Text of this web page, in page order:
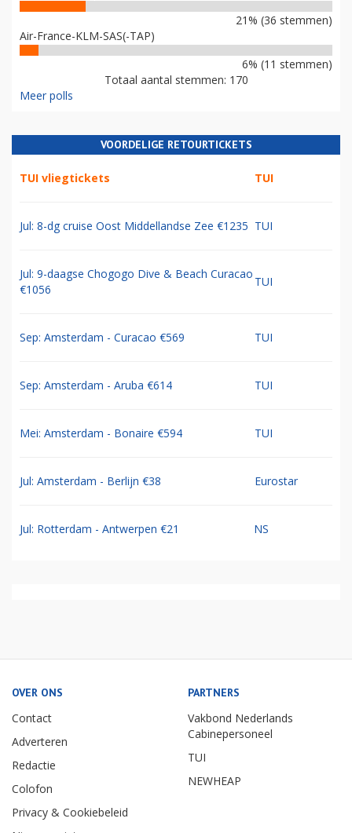
21% (36 stemmen)
Air-France-KLM-SAS(-TAP)
6% (11 stemmen)
Totaal aantal stemmen: 170
Meer polls
VOORDELIGE RETOURTICKETS
TUI vliegtickets TUI
Jul: 8-dg cruise Oost Middellandse Zee €1235 TUI
Jul: 9-daagse Chogogo Dive & Beach Curacao
€1056
TUI
Sep: Amsterdam - Curacao €569 TUI
Sep: Amsterdam - Aruba €614 TUI
Mei: Amsterdam - Bonaire €594 TUI
Jul: Amsterdam - Berlijn €38 Eurostar
Jul: Rotterdam - Antwerpen €21 NS
OVER ONS
Contact
Adverteren
Redactie
Colofon
Privacy & Cookiebeleid
PARTNERS
Vakbond Nederlands
Cabinepersoneel
TUI
NEWHEAP